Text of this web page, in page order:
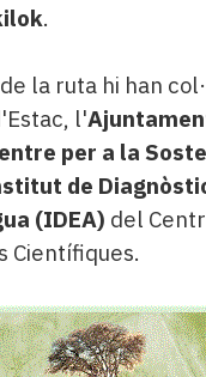
.
la ruta hi han
l'
per a la
de
(IDEA) del
Científiques.